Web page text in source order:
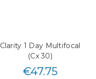
Clarity 1 Day Multifocal
(Cx 30)
€47.75